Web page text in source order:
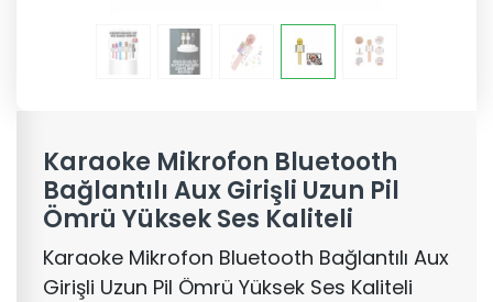
Karaoke Mikrofon Bluetooth
Bağlantılı Aux Girişli Uzun Pil
Ömrü Yüksek Ses Kaliteli
Karaoke Mikrofon Bluetooth Bağlantılı Aux
Girişli Uzun Pil Ömrü Yüksek Ses Kaliteli